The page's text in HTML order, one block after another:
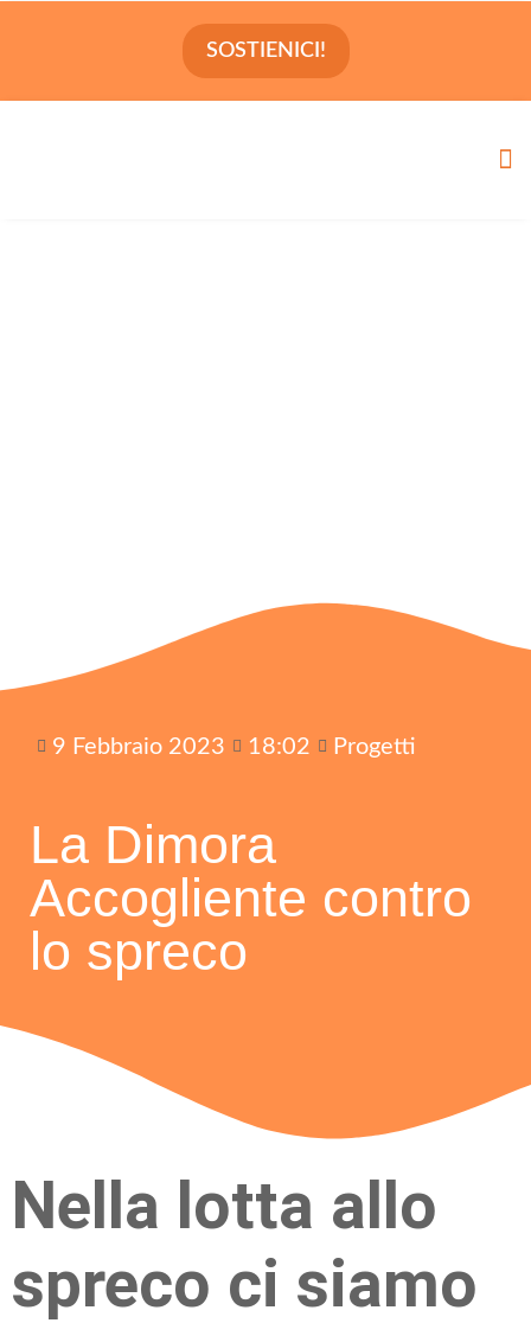
SOSTIENICI!
9 Febbraio 2023 18:02 Progetti
La Dimora
Accogliente contro
lo spreco
Nella lotta allo
spreco ci siamo